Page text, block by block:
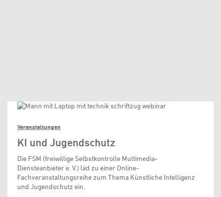
Veranstaltungen
KI und Jugendschutz
Die FSM (freiwillige Selbstkontrolle Multimedia-
Diensteanbieter e. V.) läd zu einer Online-
Fachveranstaltungsreihe zum Thema Künstliche Intelligenz
und Jugendschutz ein.